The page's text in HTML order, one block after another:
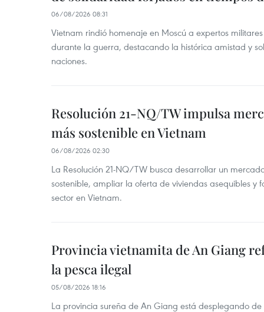
06/08/2026 08:31
Vietnam rindió homenaje en Moscú a expertos
durante la guerra, destacando la histórica amistad y
naciones.
Resolución 21-NQ/TW impulsa
más sostenible en Vietnam
06/08/2026 02:30
La Resolución 21-NQ/TW busca desarrollar un
sostenible, ampliar la oferta de viviendas asequibles y
sector en Vietnam.
Provincia vietnamita de An Giang
la pesca ilegal
05/08/2026 18:16
La provincia sureña de An Giang está desplegando